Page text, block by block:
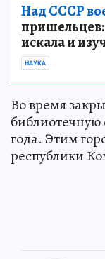
Над СССР
пришельцев:
искала и
НАУКА
Во время
библиотечную
года. Этим
республики